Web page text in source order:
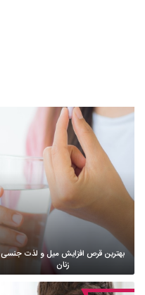
بهترین قرص افزایش میل و لذت جنسی
زنان